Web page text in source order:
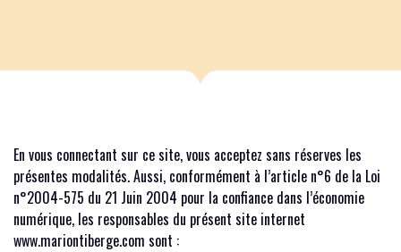
En vous connectant sur ce site, vous acceptez sans réserves les
présentes modalités. Aussi, conformément à l’article n°6 de la Loi
n°2004-575 du 21 Juin 2004 pour la confiance dans l’économie
numérique, les responsables du présent site internet
www.mariontiberge.com sont :